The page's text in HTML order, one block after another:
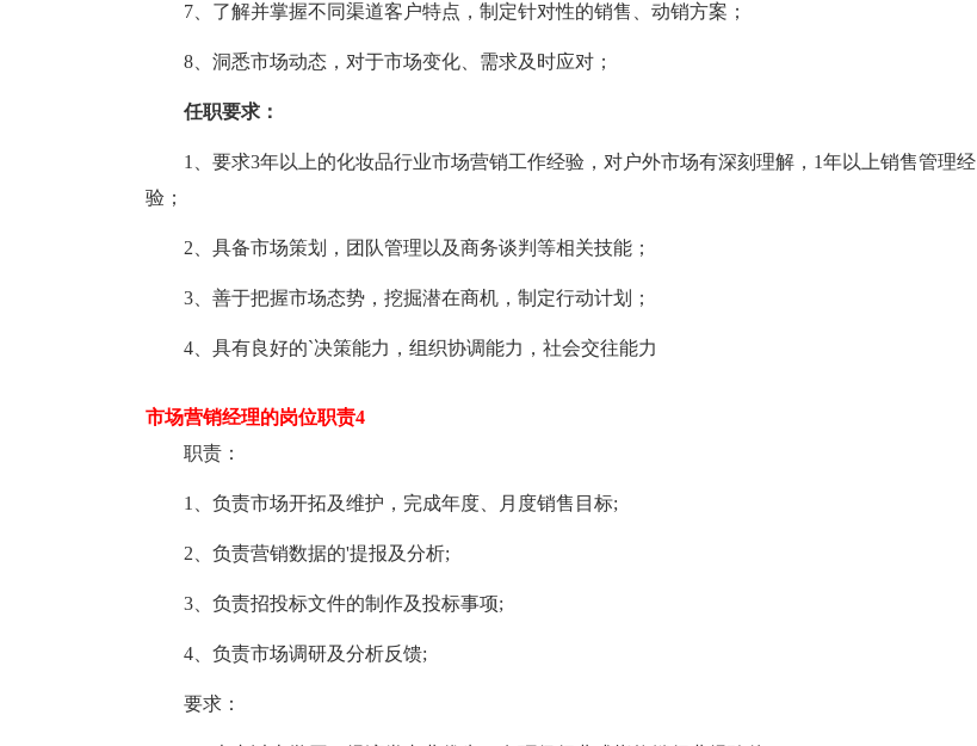
7、了解并掌握不同渠道客户特点，制定针对性的销售、动销方案；
8、洞悉市场动态，对于市场变化、需求及时应对；
任职要求：
1、要求3年以上的化妆品行业市场营销工作经验，对户外市场有深刻理解，1年以上销售管理经
验；
2、具备市场策划，团队管理以及商务谈判等相关技能；
3、善于把握市场态势，挖掘潜在商机，制定行动计划；
4、具有良好的`决策能力，组织协调能力，社会交往能力
市场营销经理的岗位职责4
职责：
1、负责市场开拓及维护，完成年度、月度销售目标;
2、负责营销数据的'提报及分析;
3、负责招投标文件的制作及投标事项;
4、负责市场调研及分析反馈;
要求：